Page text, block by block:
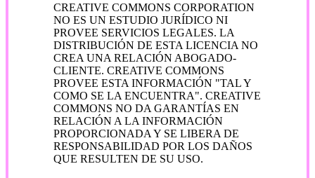
CREATIVE COMMONS CORPORATION
NO ES UN ESTUDIO JURÍDICO NI
PROVEE SERVICIOS LEGALES. LA
DISTRIBUCIÓN DE ESTA LICENCIA NO
CREA UNA RELACIÓN ABOGADO-
CLIENTE. CREATIVE COMMONS
PROVEE ESTA INFORMACIÓN "TAL Y
COMO SE LA ENCUENTRA". CREATIVE
COMMONS NO DA GARANTÍAS EN
RELACIÓN A LA INFORMACIÓN
PROPORCIONADA Y SE LIBERA DE
RESPONSABILIDAD POR LOS DAÑOS
QUE RESULTEN DE SU USO.